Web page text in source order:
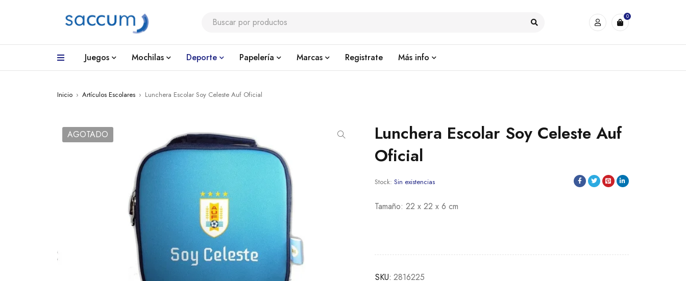
0
Juegos Mochilas Deporte Papelería Marcas Registrate Más info
Inicio › Artículos Escolares › Lunchera Escolar Soy Celeste Auf Oficial
AGOTADO
Lunchera Escolar Soy Celeste Auf
Oficial
Stock: Sin existencias
Tamaño: 22 x 22 x 6 cm
SKU: 2816225